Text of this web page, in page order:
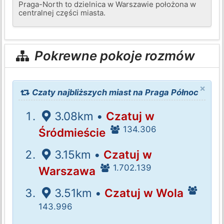
Praga-North to dzielnica w Warszawie położona w
centralnej części miasta.
Pokrewne pokoje rozmów
×
Czaty najbliższych miast na Praga Północ
3.08km • Czatuj w
Śródmieście
134.306
3.15km • Czatuj w
Warszawa
1.702.139
3.51km • Czatuj w Wola
143.996